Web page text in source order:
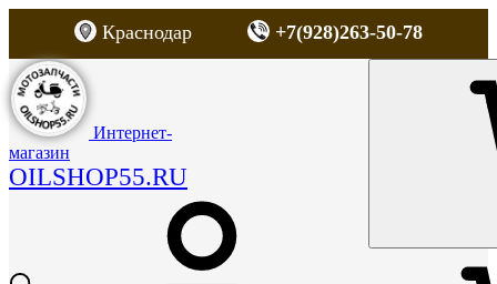
Краснодар +7(928)263-50-78
Интернет-
магазин
OILSHOP55.RU